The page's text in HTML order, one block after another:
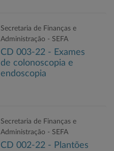
Secretaria de Finanças e
Administração - SEFA
CD 003-22 - Exames
de colonoscopia e
endoscopia
Secretaria de Finanças e
Administração - SEFA
CD 002-22 - Plantões